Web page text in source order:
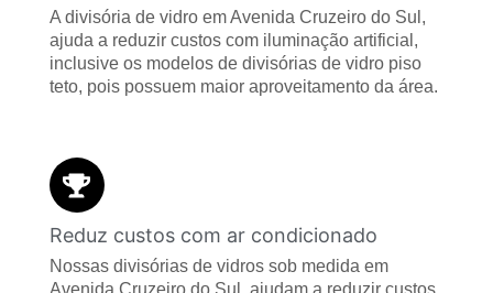
A divisória de vidro em Avenida Cruzeiro do Sul,
ajuda a reduzir custos com iluminação artificial,
inclusive os modelos de divisórias de vidro piso
teto, pois possuem maior aproveitamento da área.
Reduz custos com ar condicionado
Nossas divisórias de vidros sob medida em
Avenida Cruzeiro do Sul, ajudam a reduzir custos